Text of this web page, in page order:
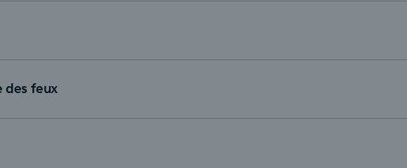
des feux